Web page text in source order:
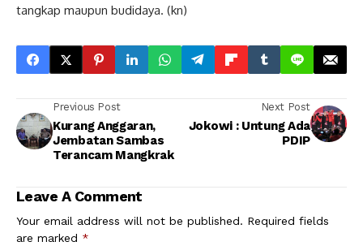
tangkap maupun budidaya. (kn)
Previous Post
Kurang Anggaran,
Jembatan Sambas
Terancam Mangkrak
Next Post
Jokowi : Untung Ada
PDIP
Leave A Comment
Your email address will not be published. Required fields
are marked *